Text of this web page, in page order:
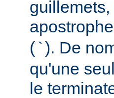
(`). De
qu'une
le